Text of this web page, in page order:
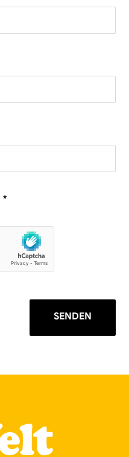
*
SENDEN